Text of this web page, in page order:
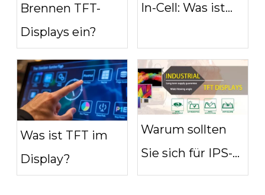
Brennen TFT-
Displays ein?
In-Cell: Was ist
Was ist TFT im
Display?
Warum sollten
Sie sich für IPS-
TFT-Displays für